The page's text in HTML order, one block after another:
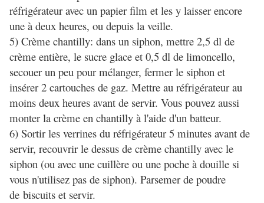
réfrigérateur avec un papier film et les y laisser encore
une à deux heures, ou depuis la veille.
5) Crème chantilly: dans un siphon, mettre 2,5 dl de
crème entière, le sucre glace et 0,5 dl de limoncello,
secouer un peu pour mélanger, fermer le siphon et
insérer 2 cartouches de gaz. Mettre au réfrigérateur au
moins deux heures avant de servir. Vous pouvez aussi
monter la crème en chantilly à l'aide d'un batteur.
6) Sortir les verrines du réfrigérateur 5 minutes avant de
servir, recouvrir le dessus de crème chantilly avec le
siphon (ou avec une cuillère ou une poche à douille si
vous n'utilisez pas de siphon). Parsemer de poudre
de biscuits et servir.